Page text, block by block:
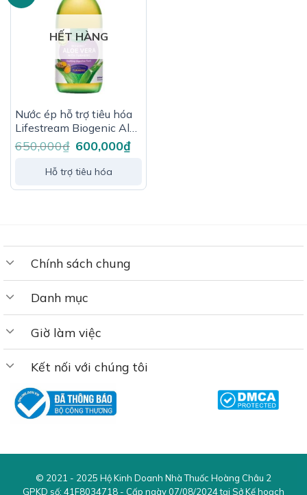
HẾT HÀNG
Nước ép hỗ trợ tiêu hóa
Lifestream Biogenic Aloe
Vera with Turmeric
500ml
650,000₫ Giá
gốc
650,000₫.
600,000₫Giá
hiện
Hỗ trợ tiêu hóa
Chính sách chung
Danh mục
Giờ làm việc
Kết nối với chúng tôi
© 2021 - 2025 Hộ Kinh Doanh Nhà Thuốc Hoàng Châu 2
GPKD số: 41F8034718 - Cấp ngày 07/08/2024 tại Sở Kế hoạch